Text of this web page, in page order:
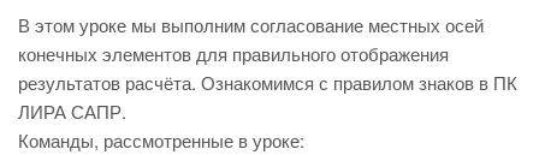
В этом уроке мы выполним согласование местных осей
конечных элементов для правильного отображения
результатов расчёта. Ознакомимся с правилом знаков в ПК
ЛИРА САПР.
Команды, рассмотренные в уроке: